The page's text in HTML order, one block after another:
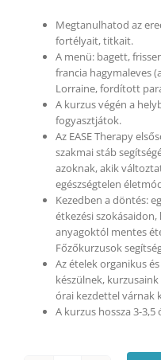
Megtanulhatod az
fortélyait, titkait.
A menü: bagett,
francia hagymaleves
Lorraine, fordított
A kurzus végén a
fogyasztjátok.
Az EASE Therapy
szakmai stáb
azoknak, akik
egészségtelen
Kezedben a döntés:
étkezési
anyagoktól mentes
Főzőkurzusok
Az ételek organikus
készülnek,
órai kezdettel várnak
A kurzus hossza 3-3,5